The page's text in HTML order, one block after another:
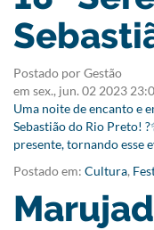
Postado por Gestão
em sex., jun. 02 2023
Uma noite de encanto e
Sebastião do Rio Preto!
presente, tornando esse
Postado em: Cultura,